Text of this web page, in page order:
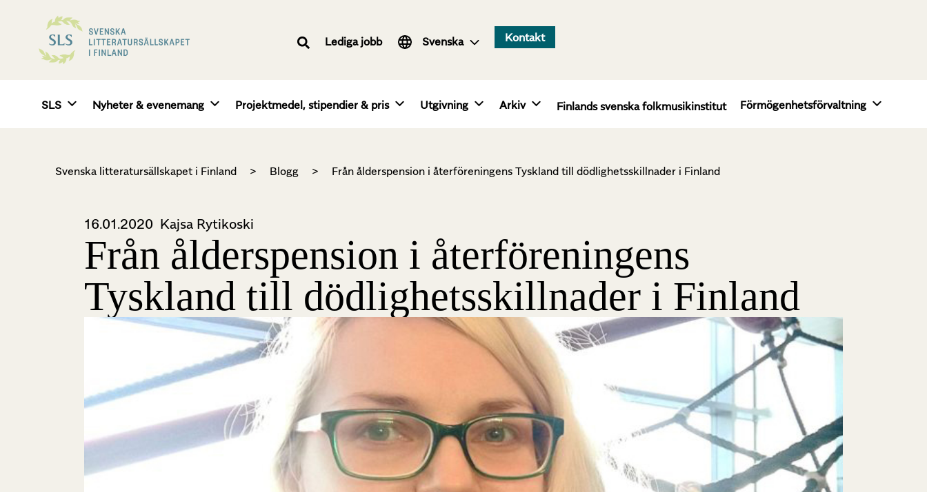
Lediga jobb Svenska
English Kontakt
SLS Nyheter & evenemang Projektmedel, stipendier & pris Utgivning Arkiv Finlands svenska folkmusikinstitut Förmögenhetsförvaltning
Svenska litteratursällskapet i Finland > Blogg > Från ålderspension i återföreningens Tyskland till dödlighetsskillnader i Finland
16.01.2020 Kajsa Rytikoski
Från ålderspension i återföreningens
Tyskland till dödlighetsskillnader i Finland